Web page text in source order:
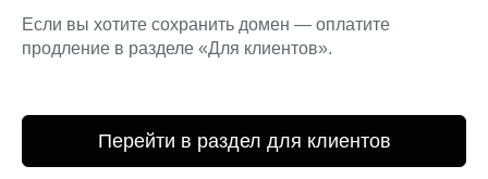
Если вы хотите сохранить домен — оплатите
продление в разделе «Для клиентов».
Перейти в раздел для клиентов